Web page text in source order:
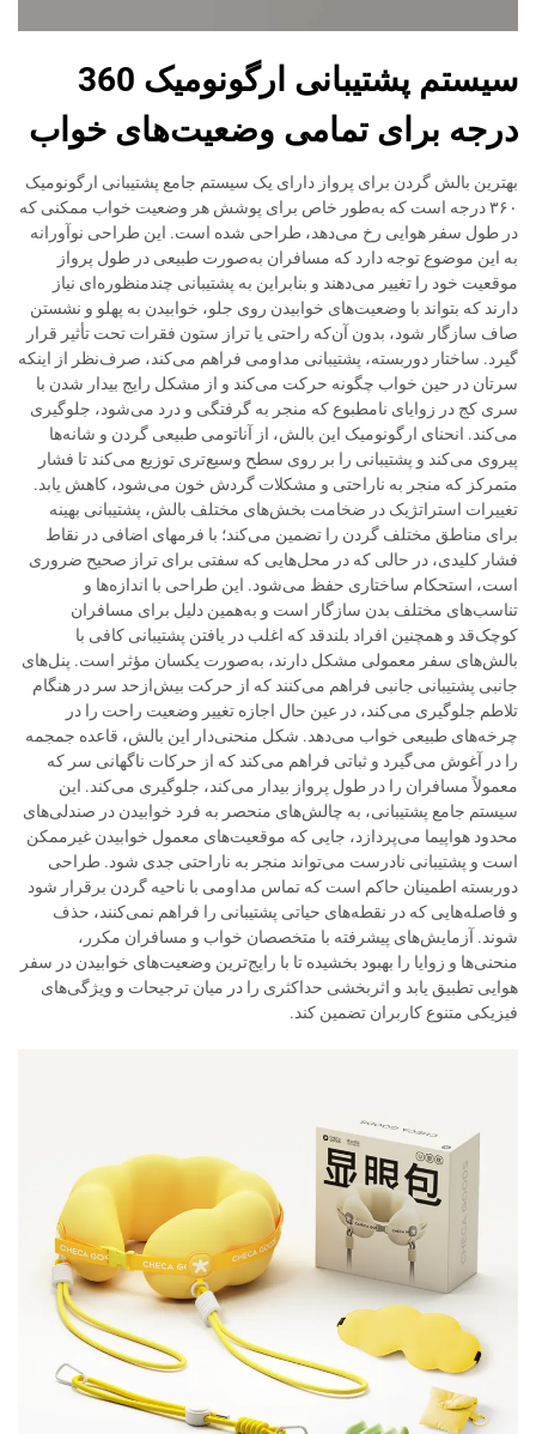
سیستم پشتیبانی ارگونومیک 360
درجه برای تمامی وضعیت‌های خواب
بهترین بالش گردن برای پرواز دارای یک سیستم جامع پشتیبانی ارگونومیک
۳۶۰ درجه است که به‌طور خاص برای پوشش هر وضعیت خواب ممکنی که
در طول سفر هوایی رخ می‌دهد، طراحی شده است. این طراحی نوآورانه
به این موضوع توجه دارد که مسافران به‌صورت طبیعی در طول پرواز
موقعیت خود را تغییر می‌دهند و بنابراین به پشتیبانی چندمنظوره‌ای نیاز
دارند که بتواند با وضعیت‌های خوابیدن روی جلو، خوابیدن به پهلو و نشستن
صاف سازگار شود، بدون آن‌که راحتی یا تراز ستون فقرات تحت تأثیر قرار
گیرد. ساختار دوربسته، پشتیبانی مداومی فراهم می‌کند، صرف‌نظر از اینکه
سرتان در حین خواب چگونه حرکت می‌کند و از مشکل رایج بیدار شدن با
سری کج در زوایای نامطبوع که منجر به گرفتگی و درد می‌شود، جلوگیری
می‌کند. انحنای ارگونومیک این بالش، از آناتومی طبیعی گردن و شانه‌ها
پیروی می‌کند و پشتیبانی را بر روی سطح وسیع‌تری توزیع می‌کند تا فشار
متمرکز که منجر به ناراحتی و مشکلات گردش خون می‌شود، کاهش یابد.
تغییرات استراتژیک در ضخامت بخش‌های مختلف بالش، پشتیبانی بهینه
برای مناطق مختلف گردن را تضمین می‌کند؛ با فرمهای اضافی در نقاط
فشار کلیدی، در حالی که در محل‌هایی که سفتی برای تراز صحیح ضروری
است، استحکام ساختاری حفظ می‌شود. این طراحی با اندازه‌ها و
تناسب‌های مختلف بدن سازگار است و به‌همین دلیل برای مسافران
کوچک‌قد و همچنین افراد بلندقد که اغلب در یافتن پشتیبانی کافی با
بالش‌های سفر معمولی مشکل دارند، به‌صورت یکسان مؤثر است. پنل‌های
جانبی پشتیبانی جانبی فراهم می‌کنند که از حرکت بیش‌ازحد سر در هنگام
تلاطم جلوگیری می‌کند، در عین حال اجازه تغییر وضعیت راحت را در
چرخه‌های طبیعی خواب می‌دهد. شکل منحنی‌دار این بالش، قاعده جمجمه
را در آغوش می‌گیرد و ثباتی فراهم می‌کند که از حرکات ناگهانی سر که
معمولاً مسافران را در طول پرواز بیدار می‌کند، جلوگیری می‌کند. این
سیستم جامع پشتیبانی، به چالش‌های منحصر به فرد خوابیدن در صندلی‌های
محدود هواپیما می‌پردازد، جایی که موقعیت‌های معمول خوابیدن غیرممکن
است و پشتیبانی نادرست می‌تواند منجر به ناراحتی جدی شود. طراحی
دوربسته اطمینان حاکم است که تماس مداومی با ناحیه گردن برقرار شود
و فاصله‌هایی که در نقطه‌های حیاتی پشتیبانی را فراهم نمی‌کنند، حذف
شوند. آزمایش‌های پیشرفته با متخصصان خواب و مسافران مکرر،
منحنی‌ها و زوایا را بهبود بخشیده تا با رایج‌ترین وضعیت‌های خوابیدن در سفر
هوایی تطبیق یابد و اثربخشی حداکثری را در میان ترجیحات و ویژگی‌های
فیزیکی متنوع کاربران تضمین کند.